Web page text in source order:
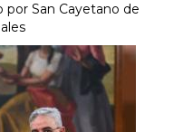
por San Cayetano de